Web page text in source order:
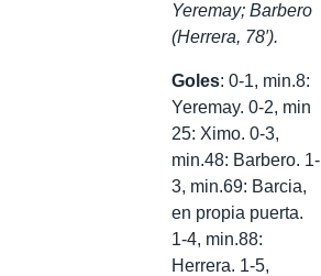
Yeremay; Barbero
(Herrera, 78′).
Goles: 0-1, min.8:
Yeremay. 0-2, min
25: Ximo. 0-3,
min.48: Barbero. 1-
3, min.69: Barcia,
en propia puerta.
1-4, min.88:
Herrera. 1-5,